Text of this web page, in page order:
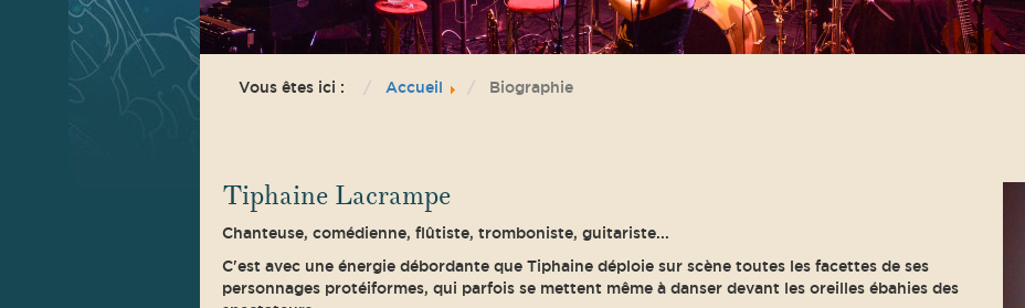
Vous êtes ici : Accueil Biographie
Tiphaine Lacrampe
Chanteuse, comédienne, flûtiste, tromboniste, guitariste...
C'est avec une énergie débordante que Tiphaine déploie sur scène toutes les facettes de ses
personnages protéiformes, qui parfois se mettent même à danser devant les oreilles ébahies des